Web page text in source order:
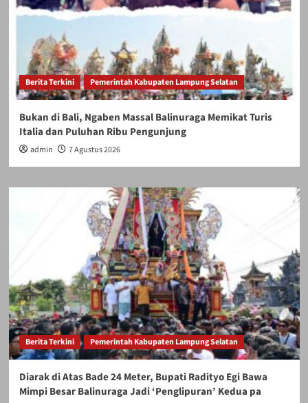
Berita Terkini Pemerintah Kabupaten Lampung Selatan
Bukan di Bali, Ngaben Massal Balinuraga Memikat Turis
Italia dan Puluhan Ribu Pengunjung
admin 7 Agustus 2026
Berita Terkini Pemerintah Kabupaten Lampung Selatan
Diarak di Atas Bade 24 Meter, Bupati Radityo Egi Bawa
Mimpi Besar Balinuraga Jadi ‘Penglipuran’ Kedua pa